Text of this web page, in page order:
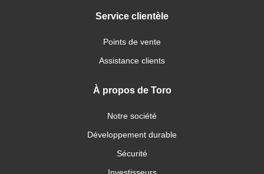
Service clientèle
Points de vente
Assistance clients
À propos de Toro
Notre société
Développement durable
Sécurité